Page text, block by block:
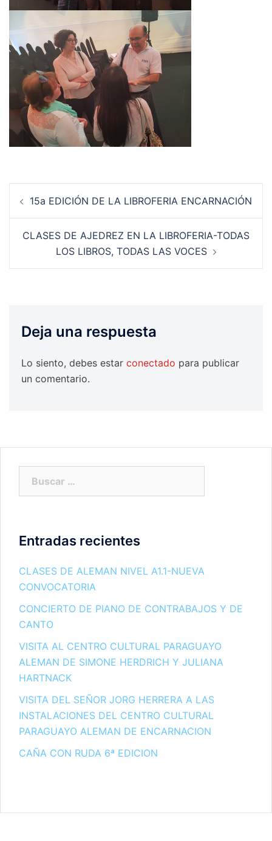
Navegación
de 15a EDICIÓN DE LA LIBROFERIA ENCARNACIÓN
CLASES DE AJEDREZ EN LA LIBROFERIA-TODAS
LOS LIBROS, TODAS LAS VOCES
Deja una respuesta
Lo siento, debes estar conectado para publicar
un comentario.
Entradas recientes
CLASES DE ALEMAN NIVEL A1.1-NUEVA
CONVOCATORIA
CONCIERTO DE PIANO DE CONTRABAJOS Y DE
CANTO
VISITA AL CENTRO CULTURAL PARAGUAYO
ALEMAN DE SIMONE HERDRICH Y JULIANA
HARTNACK
VISITA DEL SEÑOR JORG HERRERA A LAS
INSTALACIONES DEL CENTRO CULTURAL
PARAGUAYO ALEMAN DE ENCARNACION
CAÑA CON RUDA 6ª EDICION